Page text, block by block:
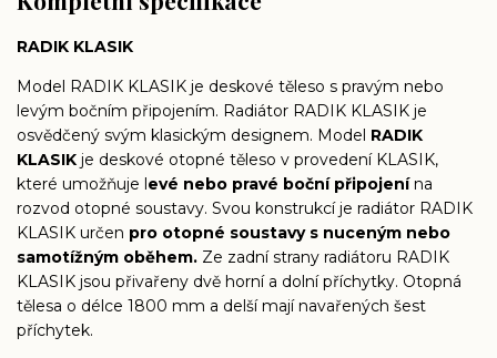
RADIK KLASIK
Model RADIK KLASIK je deskové těleso s pravým nebo
levým bočním připojením. Radiátor RADIK KLASIK je
osvědčený svým klasickým designem. Model RADIK
KLASIK je deskové otopné těleso v provedení KLASIK,
které umožňuje levé nebo pravé boční připojenína
rozvod otopné soustavy. Svou konstrukcí je radiátor RADIK
KLASIK určen pro otopné soustavy s nuceným nebo
samotížným oběhem. Ze zadní strany radiátoru RADIK
KLASIK jsou přivařeny dvě horní a dolní příchytky. Otopná
tělesa o délce 1800 mm a delší mají navařených šest
příchytek.